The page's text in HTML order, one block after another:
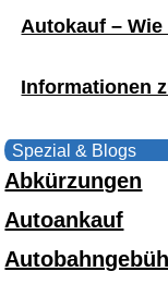
Autokauf –
Informationen
Spezial & Blogs
Abkürzungen
Autoankauf